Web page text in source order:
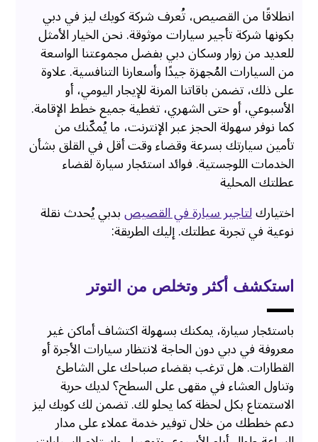
انطلاقًا من القصيص، تُعرف شركة كويك ليز في دبي
بكونها شركة تأجير سيارات موثوقة. نحن الخيار الأمثل
للعديد من زوار وسكان دبي بفضل مجموعتنا الواسعة
من السيارات المُجهزة جيدًا وأسعارنا التنافسية. علاوة
على ذلك، تضمن باقاتنا المرنة للإيجار اليومي، أو
الأسبوعي، أو حتى الشهري، تغطية جميع خطط الإقامة.
كما نوفر سهولة الحجز عبر الإنترنت، ما يُمكّنك من
تأمين سيارتك بسرعة وقضاء وقت أقل في القلق بشأن
الخدمات اللوجستية. فوائد استئجار سيارة لقضاء
عطلتك المحلية
اختياركلتاجير سيارة في القصيصبدبي يُحدث نقلة
نوعية في تجربة عطلتك. إليك الطريقة:
استكشف أكثر وتخلص من التوتر
باستئجار سيارة، يمكنك بسهولة اكتشاف أماكن غير
معروفة في دبي دون الحاجة لانتظار سيارات الأجرة أو
القطارات. هل ترغب بقضاء صباحك على الشاطئ
وتناول العشاء في مقهى على السطح؟ لديك حرية
الاستمتاع بكل لحظة كما يحلو لك. تضمن لك كويك ليز
دعم خططك من خلال توفير خدمة عملاء على مدار